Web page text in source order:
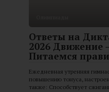
Ответы на
2026 Движение
Питаемся
Ежедневная утренняя
повышению тонуса,
также: Способствует